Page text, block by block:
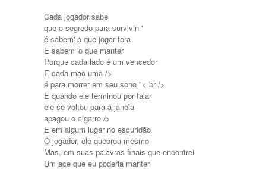
Cada jogador sabe
que o segredo para survivin '
é sabem' o que jogar fora
E sabem 'o que manter
Porque cada lado é um vencedor
E cada mão uma />
é para morrer em seu sono "< br />
E quando ele terminou por falar
ele se voltou para a janela
apagou o cigarro />
E em algum lugar no escuridão
O jogador, ele quebrou mesmo
Mas, em suas palavras finais que encontrei
Um ace que eu poderia manter